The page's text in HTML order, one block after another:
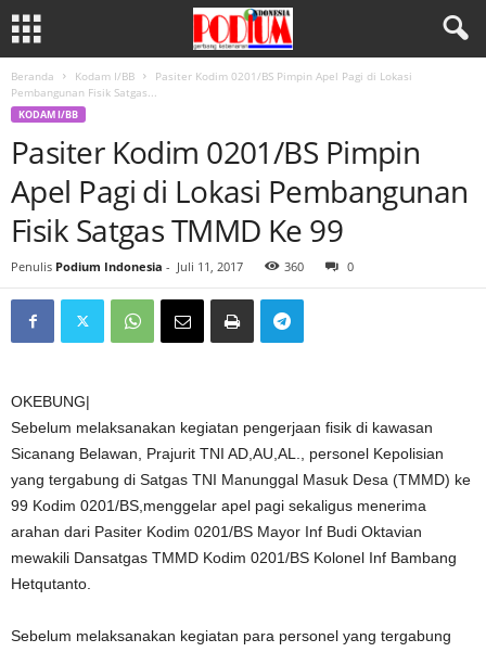
Beranda Kodam I/BB
Pasiter Kodim 0201/BS Pimpin Apel Pagi di Lokasi
Pembangunan Fisik Satgas...
KODAM I/BB
Pasiter Kodim 0201/BS Pimpin
Apel Pagi di Lokasi Pembangunan
Fisik Satgas TMMD Ke 99
Penulis Podium Indonesia - Juli 11, 2017 360 0
OKEBUNG|
Sebelum melaksanakan kegiatan pengerjaan fisik di kawasan
Sicanang Belawan, Prajurit TNI AD,AU,AL., personel Kepolisian
yang tergabung di Satgas TNI Manunggal Masuk Desa (TMMD) ke
99 Kodim 0201/BS,menggelar apel pagi sekaligus menerima
arahan dari Pasiter Kodim 0201/BS Mayor Inf Budi Oktavian
mewakili Dansatgas TMMD Kodim 0201/BS Kolonel Inf Bambang
Hetqutanto.
Sebelum melaksanakan kegiatan para personel yang tergabung